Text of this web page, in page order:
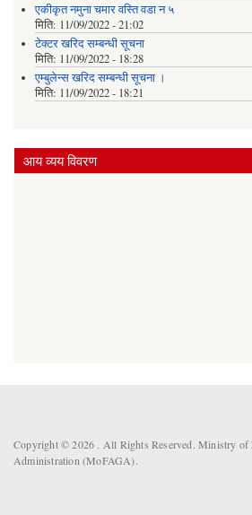
एकीकृत नमुना चमार वस्ति वडा न ५
मिति: 11/09/2022 - 21:02
टेक्टर खरिद सम्बन्धी सूचना
मिति: 11/09/2022 - 18:28
एम्बुलेन्स खरिद सम्बन्धी सूचना ।
मिति: 11/09/2022 - 18:21
आय व्यय विवरण
Copyright © 2026 . All Rights Reserved. Ministry of
Administration (MoFAGA).